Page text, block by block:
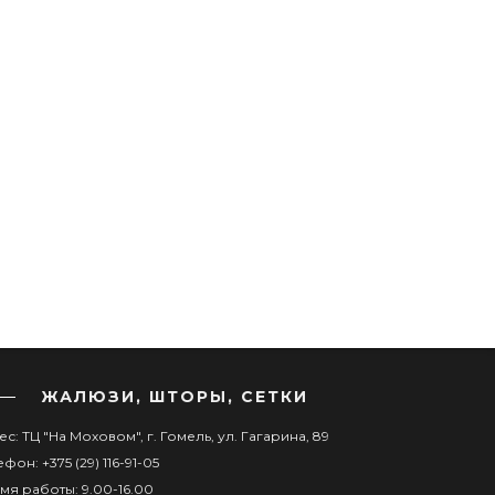
ЖАЛЮЗИ, ШТОРЫ, СЕТКИ
ТЦ "На Моховом", г. Гомель, ул. Гагарина, 89
+375 (29) 116-91-05
работы: 9.00-16.00